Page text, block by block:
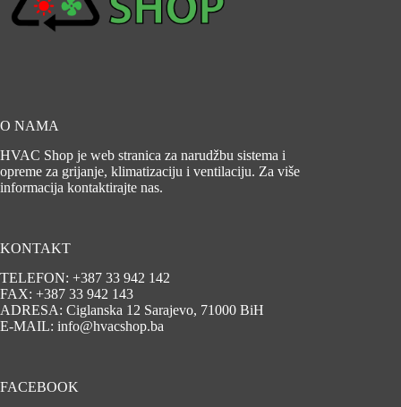
O NAMA
HVAC Shop je web stranica za narudžbu sistema i
opreme za grijanje, klimatizaciju i ventilaciju. Za više
informacija kontaktirajte nas.
KONTAKT
TELEFON: +387 33 942 142
FAX: +387 33 942 143
ADRESA: Ciglanska 12 Sarajevo, 71000 BiH
E-MAIL: info@hvacshop.ba
FACEBOOK